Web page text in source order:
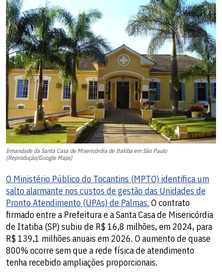
Irmandade da Santa Casa de Misericórdia de Itatiba em São Paulo
(Reprodução/Google Maps)
O Ministério Público do Tocantins (MPTO) identifica um
salto alarmante nos custos de gestão das Unidades de
Pronto Atendimento (UPAs) de Palmas. O contrato
firmado entre a Prefeitura e a Santa Casa de Misericórdia
de Itatiba (SP) subiu de R$ 16,8 milhões, em 2024, para
R$ 139,1 milhões anuais em 2026. O aumento de quase
800% ocorre sem que a rede física de atendimento
tenha recebido ampliações proporcionais.